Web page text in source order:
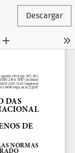
Descargar